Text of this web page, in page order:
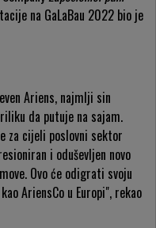
na GaLaBau 2022 bio je
Ariens, najmlji sin
da putuje na sajam.
za cijeli poslovni sektor
i oduševljen novo
Ovo će odigrati svoju
AriensCo u Europi", rekao